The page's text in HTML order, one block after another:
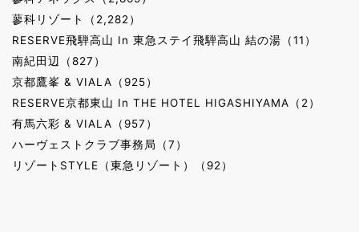
蓼科リゾート（2,282）
RESERVE飛騨高山 In 東急ステイ飛騨高山 結の湯（11）
南紀田辺（827）
京都鷹峯 & VIALA（925）
RESERVE京都東山 In THE HOTEL HIGASHIYAMA（2）
有馬六彩 & VIALA（957）
ハーヴェストクラブ事務局（7）
リゾートSTYLE（東急リゾート）（92）